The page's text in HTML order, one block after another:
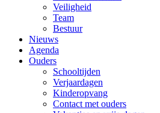
Veiligheid
Team
Bestuur
Nieuws
Agenda
Ouders
Schooltijden
Verjaardagen
Kinderopvang
Contact met ouders